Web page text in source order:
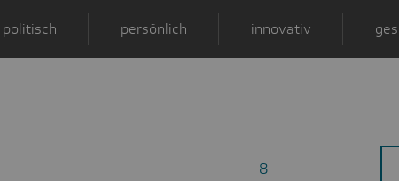
politisch persönlich innovativ
8